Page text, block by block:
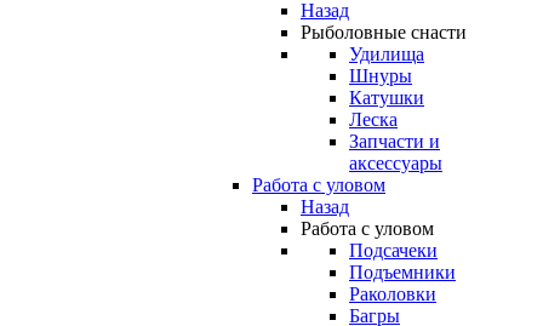
Назад
Рыболовные снасти
Удилища
Шнуры
Катушки
Леска
Запчасти и
аксессуары
Работа с уловом
Назад
Работа с уловом
Подсачеки
Подъемники
Раколовки
Багры